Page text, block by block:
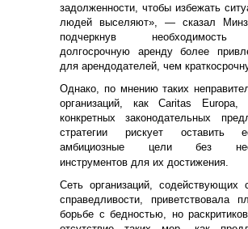
задолженности, чтобы избежать
людей выселяют», — сказал
подчеркнув необходимость
долгосрочную аренду более
для арендодателей, чем
Однако, по мнению таких
организаций, как Caritas Europa,
конкретных законодательных
стратегии рискует оставить
амбициозные цели без
инструментов для их достижения.
Сеть организаций, содействующих
справедливости, приветствовала
борьбе с бедностью, но